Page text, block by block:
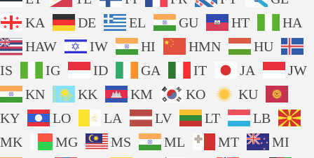
KA
DE EL GU HT
HA
HAW
IW HI HMN
HU
IS
IG ID GA IT JA
JW
KN
KK KM KO
KU
KY
LO LA LV LT
LB
MK
MG MS ML MT
MI